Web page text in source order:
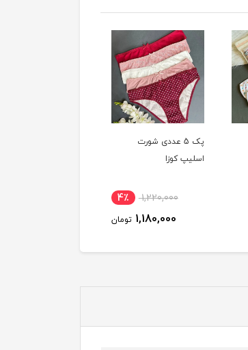
پک 5 عددی شورت
اسلیپ کوزا
ناموجود